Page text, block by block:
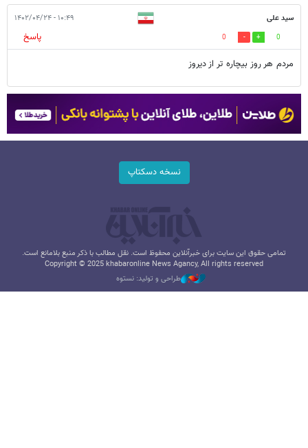
سید علی ۱۰:۴۹ - ۱۴۰۲/۰۴/۲۴
0
0
پاسخ
مردم هر روز بیچاره تر از دیروز
نسخه دسکتاپ
تمامی حقوق این سایت برای خبرآنلاین محفوظ است. نقل مطالب با ذکر منبع بلامانع است.
Copyright © 2025 khabaronline News Agancy, All rights reserved
طراحی و تولید: نستوه